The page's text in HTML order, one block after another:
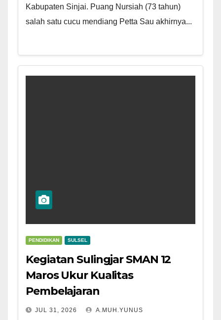
Kabupaten Sinjai. Puang Nursiah (73 tahun)
salah satu cucu mendiang Petta Sau akhirnya...
PENDIDIKAN SULSEL
Kegiatan Sulingjar SMAN 12
Maros Ukur Kualitas
Pembelajaran
JUL 31, 2026 A.MUH.YUNUS